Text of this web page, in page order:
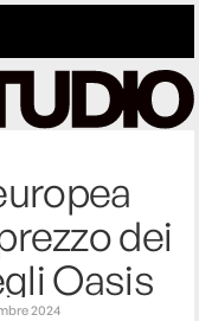
dei
Oasis
2024